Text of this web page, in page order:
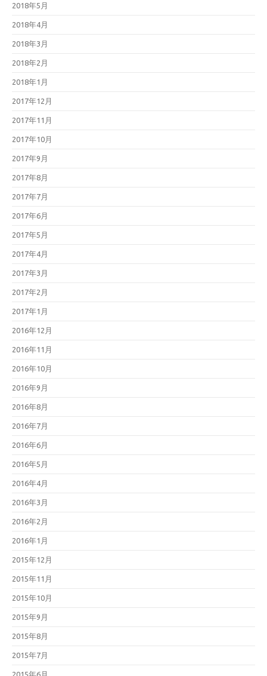
2018年5月
2018年4月
2018年3月
2018年2月
2018年1月
2017年12月
2017年11月
2017年10月
2017年9月
2017年8月
2017年7月
2017年6月
2017年5月
2017年4月
2017年3月
2017年2月
2017年1月
2016年12月
2016年11月
2016年10月
2016年9月
2016年8月
2016年7月
2016年6月
2016年5月
2016年4月
2016年3月
2016年2月
2016年1月
2015年12月
2015年11月
2015年10月
2015年9月
2015年8月
2015年7月
2015年6月